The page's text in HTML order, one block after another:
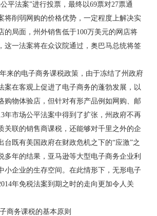
平法案”进行投票，最终以69票对27票通
将削弱网购的价格优势，一定程度上解决实
的局面，州外销售低于100万美元的网店将
这一法案将在众议院通过，奥巴马总统将签
的电子商务课税政策，由于冻结了州政府
案在客观上促进了电子商务的蓬勃发展，以
购物体验店，但针对有形产品例如网购、邮
年市场公平法案中得到了扩张，州政府不再
关联的销售商课税，还能够对千里之外的企
台既有美国政府在财政危机之下的“应激”之
多年的结果，亚马逊等大型电子商务企业利
小企业的生存空间。在此情形下，无形电子
年免税法案到期之时的走向更加令人关
务课税的基本原则